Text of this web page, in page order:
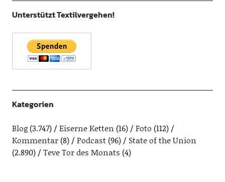
Unterstützt Textilvergehen!
Kategorien
Blog(3.747) Eiserne Ketten (16) Foto (112)
Kommentar(8) Podcast(96)
State of the Union
(2.890)
Teve Tor des Monats (4)